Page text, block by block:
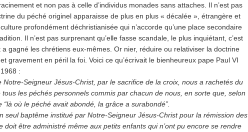
et non pas à celle d’individus monades sans attaches. Il n’est pas
du péché originel apparaisse de plus en plus « décalée », étrangère et
profondément déchristianisée qui n’accorde qu’une place secondaire
Il n’est pas surprenant qu’elle fasse scandale, le plus inquiétant, c’est
a gagné les chrétiens eux-mêmes. Or nier, réduire ou relativiser la doctrine
gravement en péril la foi. Voici ce qu’écrivait le bienheureux pape Paul VI
:
Notre-Seigneur Jésus-Christ, par le sacrifice de la croix, nous a rachetés du
les péchés personnels commis par chacun de nous, en sorte que, selon
“là où le péché avait abondé, la grâce a surabondé”.
seul baptême institué par Notre-Seigneur Jésus-Christ pour la rémission des
doit être administré même aux petits enfants qui n’ont pu encore se rendre